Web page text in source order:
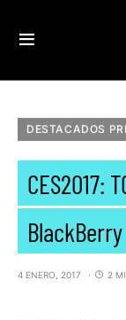
DESTACADOS
CES2017:
BlackBerry
4 ENERO, 2017 2